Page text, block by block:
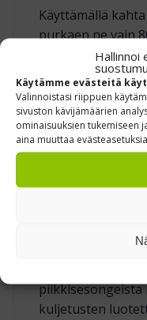
Hallinnoi
Käytämme evästeitä
Valinnoistasi riippuen
sivuston kävijämäärien
ominaisuuksien tukemiseen
aina muuttaa
Käyttämällä
purkaen ne vain
kennoston
lataus‑purku‑sykli
tasaisena koko
Vara‑akun
työtehtävien
eri kennoryhmiä
Lopputuloksena
piikkisesongeista
kuljetusten